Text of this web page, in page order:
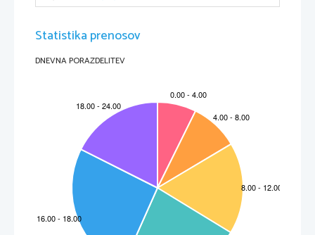
plina in prahu, v katerem so bili tudi elementi, kot so ogljik in kisik. Ta
Sestava galaksij
Galaksije vsebujejo prah, plin in milijone zvezd.
Poznamo tri glavne vrste: eliptične, nepravilne in spiralne.
Večina galaksij je epileptičnih, od kroglastih do jajčastih oblik. Nekaj
galaksij je nepravilnih. Druge, kot na primer naša galaksija, so spiralne.
Mnoge galaksije se združujejo v skupine, imenovane jate, v katerih je več
tisoč galaksij različnih vrst
Eliptične galaksije so po obliki bolj ali manj limonaste.
Nimajo spiralnih vej, med njimi pa najdemo vse, od
skoraj krogel, do kratkih in valjastih. Večji del je
sestavljen iz starih rdečih zvezd. Te galaksije imajo
bolj malo plina in prahu, iz česar nastajajo nove
Slika 1: Galaksija M32
Nepravilne
Statistika prenosov
DNEVNA PORAZDELITEV